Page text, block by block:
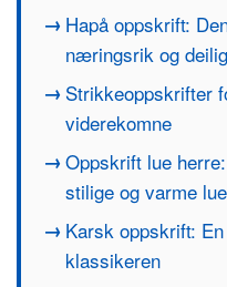
Hapå oppskrift:
næringsrik og
Strikkeoppskrifter
viderekomne
Oppskrift lue
stilige og varme
Karsk oppskrift:
klassikeren